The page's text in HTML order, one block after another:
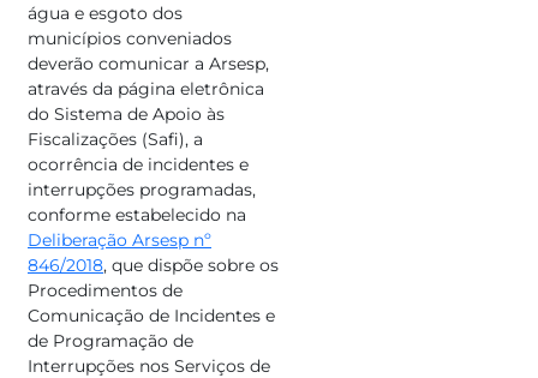
água e esgoto dos
municípios conveniados
deverão comunicar a Arsesp,
através da página eletrônica
do Sistema de Apoio às
Fiscalizações (Safi), a
ocorrência de incidentes e
interrupções programadas,
conforme estabelecido na
Deliberação Arsesp nº
846/2018, que dispõe sobre os
Procedimentos de
Comunicação de Incidentes e
de Programação de
Interrupções nos Serviços de